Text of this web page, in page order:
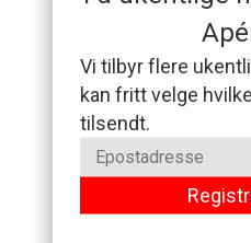
Vi tilbyr flere
kan fritt velge
tilsendt.